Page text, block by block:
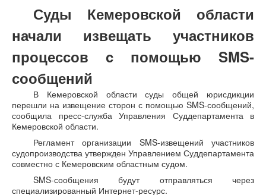
Суды Кемеровской области
начали извещать участников
процессов c помощью SMS-
сообщений
В Кемеровской области суды общей юрисдикции
перешли на извещение сторон с помощью SMS-сообщений,
сообщила пресс-служба Управления Суддепартамента в
Кемеровской области.
Регламент организации SMS-извещений участников
судопроизводства утвержден Управлением Суддепартамента
совместно с Кемеровским областным судом.
SMS-сообщения будут отправляться через
специализированный Интернет-ресурс.